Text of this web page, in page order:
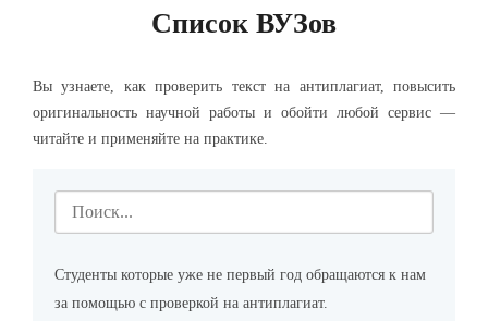
Список ВУЗов
Вы узнаете, как проверить текст на антиплагиат, повысить
оригинальность научной работы и обойти любой сервис —
читайте и применяйте на практике.
Студенты которые уже не первый год обращаются к нам
за помощью с проверкой на антиплагиат.